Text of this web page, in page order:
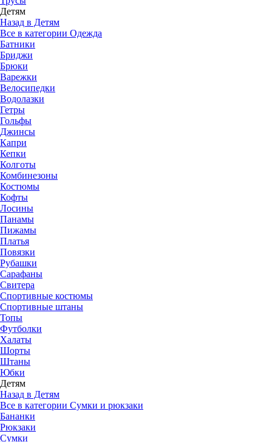
Детям
Назад в Детям
Все в категории Одежда
Батники
Бриджи
Брюки
Варежки
Велосипедки
Водолазки
Гетры
Гольфы
Джинсы
Капри
Кепки
Колготы
Комбинезоны
Костюмы
Кофты
Лосины
Панамы
Пижамы
Платья
Повязки
Рубашки
Сарафаны
Свитера
Спортивные костюмы
Спортивные штаны
Топы
Футболки
Халаты
Шорты
Штаны
Юбки
Детям
Назад в Детям
Все в категории Сумки и рюкзаки
Бананки
Рюкзаки
Сумки